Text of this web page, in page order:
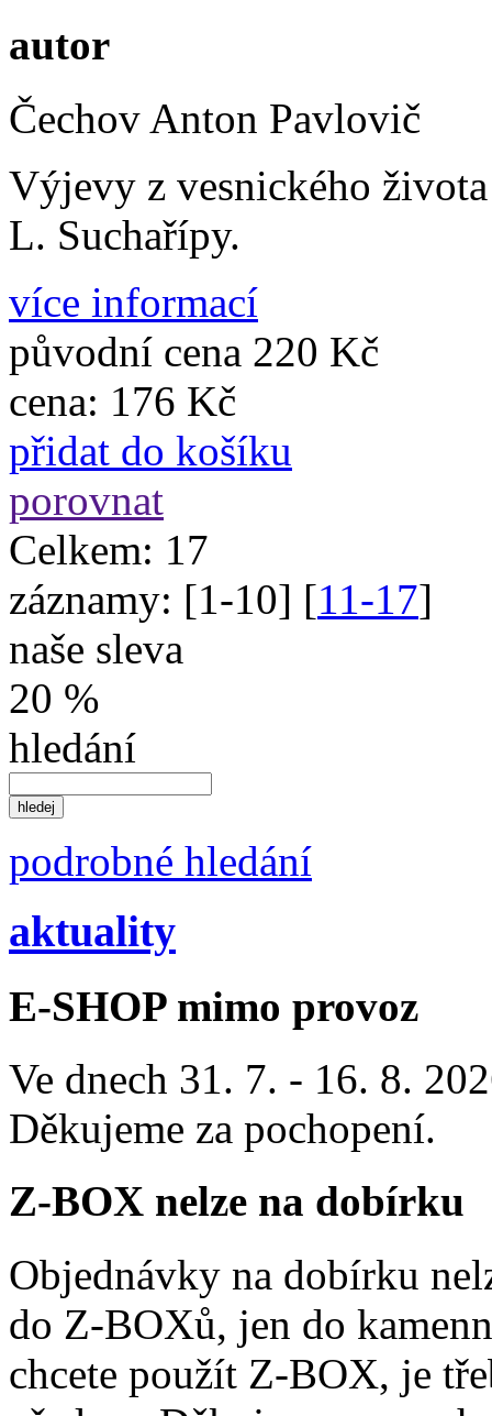
autor
Čechov Anton Pavlovič
Výjevy z vesnického
L. Suchařípy.
více informací
původní cena 220 Kč
cena: 176 Kč
přidat do košíku
porovnat
Celkem: 17
záznamy: [1-10] [11-17]
naše sleva
20 %
hledání
podrobné hledání
aktuality
E-SHOP mimo provoz
Ve dnech 31. 7. - 16. 8.
Děkujeme za pochopení.
Z-BOX nelze na dobírku
Objednávky na dobírku
do Z-BOXů, jen do
chcete použít Z-BOX, je